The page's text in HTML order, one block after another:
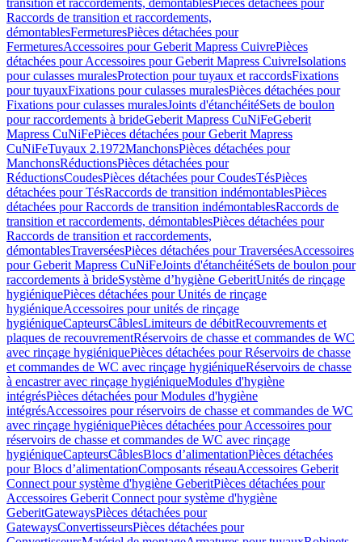
transition et raccordements, démontablesPièces détachées pour
Raccords de transition et raccordements,
démontablesFermeturesPièces détachées pour
FermeturesAccessoires pour Geberit Mapress CuivrePièces
détachées pour Accessoires pour Geberit Mapress CuivreIsolations
pour culasses muralesProtection pour tuyaux et raccordsFixations
pour tuyauxFixations pour culasses muralesPièces détachées pour
Fixations pour culasses muralesJoints d'étanchéitéSets de boulon
pour raccordements à brideGeberit Mapress CuNiFeGeberit
Mapress CuNiFePièces détachées pour Geberit Mapress
CuNiFeTuyaux 2.1972ManchonsPièces détachées pour
ManchonsRéductionsPièces détachées pour
RéductionsCoudesPièces détachées pour CoudesTésPièces
détachées pour TésRaccords de transition indémontablesPièces
détachées pour Raccords de transition indémontablesRaccords de
transition et raccordements, démontablesPièces détachées pour
Raccords de transition et raccordements,
démontablesTraverséesPièces détachées pour TraverséesAccessoires
pour Geberit Mapress CuNiFeJoints d'étanchéitéSets de boulon pour
raccordements à brideSystème d’hygiène GeberitUnités de rinçage
hygiéniquePièces détachées pour Unités de rinçage
hygiéniqueAccessoires pour unités de rinçage
hygiéniqueCapteursCâblesLimiteurs de débitRecouvrements et
plaques de recouvrementRéservoirs de chasse et commandes de WC
avec rinçage hygiéniquePièces détachées pour Réservoirs de chasse
et commandes de WC avec rinçage hygiéniqueRéservoirs de chasse
à encastrer avec rinçage hygiéniqueModules d'hygiène
intégrésPièces détachées pour Modules d'hygiène
intégrésAccessoires pour réservoirs de chasse et commandes de WC
avec rinçage hygiéniquePièces détachées pour Accessoires pour
réservoirs de chasse et commandes de WC avec rinçage
hygiéniqueCapteursCâblesBlocs d’alimentationPièces détachées
pour Blocs d’alimentationComposants réseauAccessoires Geberit
Connect pour système d'hygiène GeberitPièces détachées pour
Accessoires Geberit Connect pour système d'hygiène
GeberitGatewaysPièces détachées pour
GatewaysConvertisseursPièces détachées pour